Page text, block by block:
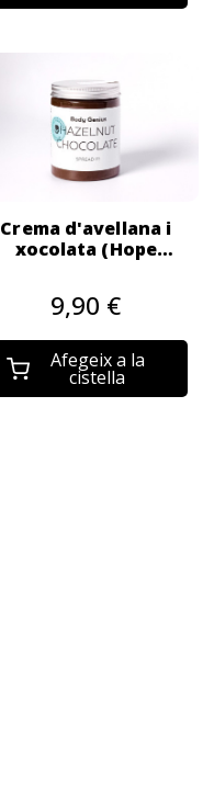
Crema d'avellana i
xocolata (Hope
9,90 €
Afegeix a la
cistella